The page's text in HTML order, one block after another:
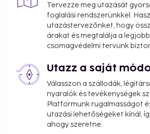
Tervezze meg utazását
foglalási rendszerünkkel.
utazástervezőnket, hogy
árakat és megtalálja a
csomagvédelmi tervünk
Utazz a saját
Válasszon a szállodák,
nyaralók és tevékenységek
Platformunk rugalmasságot
utazási lehetőségeket kínál,
ahogy szeretne.